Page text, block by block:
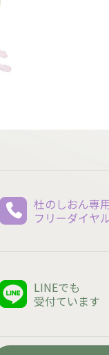
杜のしおん専
フリーダイヤ
LINEでも
受付ています